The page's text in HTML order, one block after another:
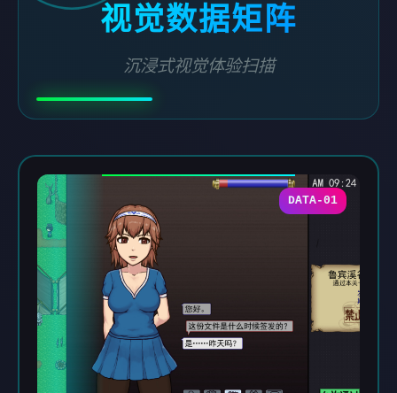
视觉数据矩阵
沉浸式视觉体验扫描
DATA-01